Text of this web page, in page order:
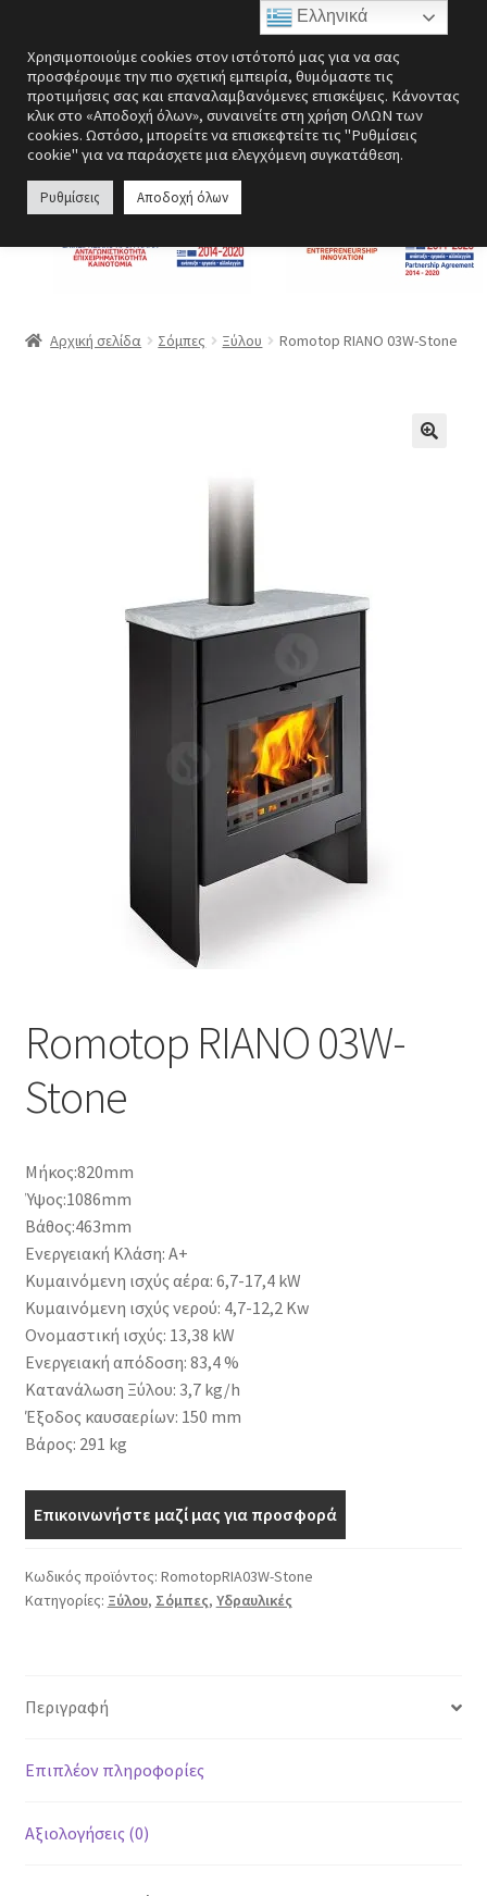
μετάβαση
στην
πλοήγηση
σε
περιεχόμενο
Ενεργειακές εστίες
υπό-
μενού
Ανεμιστήρες
Αρχική σελίδα Σόμπες Ξύλου Romotop RIANO 03W-Stone
Romotop RIANO 03W-
Stone
Μήκος:820mm
Ύψος:1086mm
Βάθος:463mm
Ενεργειακή Κλάση: Α+
Κυμαινόμενη ισχύς αέρα: 6,7-17,4 kW
Κυμαινόμενη ισχύς νερού: 4,7-12,2 Kw
Ονομαστική ισχύς: 13,38 kW
Ενεργειακή απόδοση: 83,4 %
Κατανάλωση Ξύλου: 3,7 kg/h
Έξοδος καυσαερίων: 150 mm
Βάρος: 291 kg
Επικοινωνήστε μαζί μας για προσφορά
Κωδικός προϊόντος: RomotopRIA03W-Stone
Κατηγορίες: Ξύλου, Σόμπες, Υδραυλικές
Περιγραφή
Επιπλέον πληροφορίες
Αξιολογήσεις (0)
Χρησιμοποιούμε cookies στον ιστότοπό μας για να σας
προσφέρουμε την πιο σχετική εμπειρία, θυμόμαστε τις
προτιμήσεις σας και επαναλαμβανόμενες επισκέψεις. Κάνοντας
κλικ στο «Αποδοχή όλων», συναινείτε στη χρήση ΟΛΩΝ των
cookies. Ωστόσο, μπορείτε να επισκεφτείτε τις "Ρυθμίσεις
cookie" για να παράσχετε μια ελεγχόμενη συγκατάθεση.
Ρυθμίσεις Αποδοχή όλων
Ελληνικά